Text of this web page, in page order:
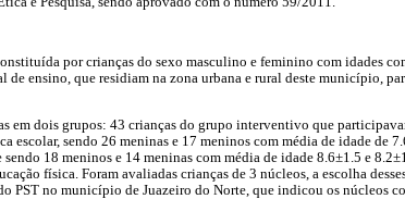
por crianças do sexo masculino e feminino com idades
de ensino, que residiam na zona urbana e rural deste município,
em dois grupos: 43 crianças do grupo interventivo que
escolar, sendo 26 meninas e 17 meninos com média de idade de
18 meninos e 14 meninas com média de idade 8.6±1.5 e
física. Foram avaliadas crianças de 3 núcleos, a escolha
PST no município de Juazeiro do Norte, que indicou os núcleos